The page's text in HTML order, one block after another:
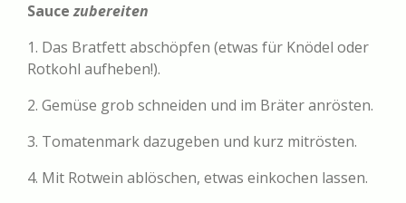
Saucezubereiten
1. Das Bratfett abschöpfen (etwas für Knödel oder
Rotkohl aufheben!).
2. Gemüse grob schneiden und im Bräter anrösten.
3. Tomatenmark dazugeben und kurz mitrösten.
4. Mit Rotwein ablöschen, etwas einkochen lassen.